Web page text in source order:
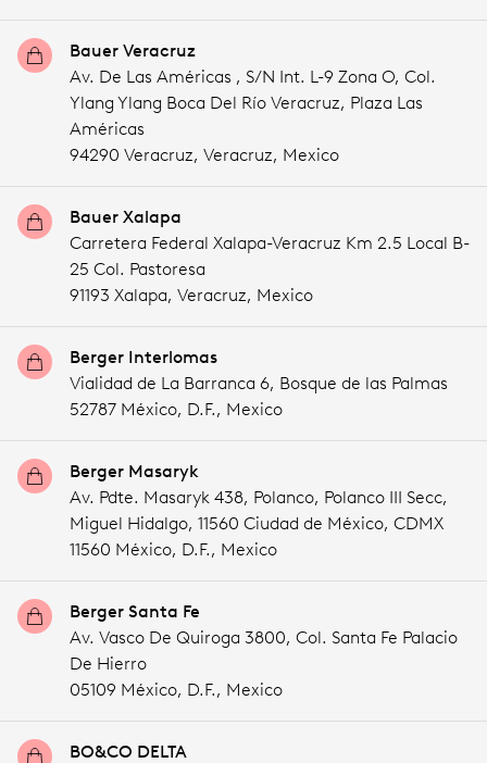
Bauer Veracruz
Av. De Las Américas , S/N Int. L-9 Zona O, Col.
Ylang Ylang Boca Del Río Veracruz, Plaza Las
Américas
94290 Veracruz, Veracruz, Mexico
Bauer Xalapa
Carretera Federal Xalapa-Veracruz Km 2.5 Local B-
25 Col. Pastoresa
91193 Xalapa, Veracruz, Mexico
Berger Interlomas
Vialidad de La Barranca 6, Bosque de las Palmas
52787 México, D.F., Mexico
Berger Masaryk
Av. Pdte. Masaryk 438, Polanco, Polanco III Secc,
Miguel Hidalgo, 11560 Ciudad de México, CDMX
11560 México, D.F., Mexico
Berger Santa Fe
Av. Vasco De Quiroga 3800, Col. Santa Fe Palacio
De Hierro
05109 México, D.F., Mexico
BO&CO DELTA